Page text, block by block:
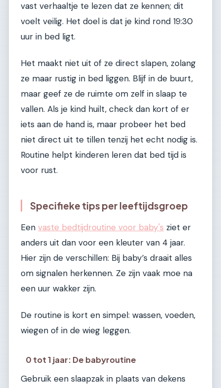
vast verhaaltje te lezen dat ze kennen; dit
voelt veilig. Het doel is dat je kind rond 19:30
uur in bed ligt.
Het maakt niet uit of ze direct slapen, zolang
ze maar rustig in bed liggen. Blijf in de buurt,
maar geef ze de ruimte om zelf in slaap te
vallen. Als je kind huilt, check dan kort of er
iets aan de hand is, maar probeer het bed
niet direct uit te tillen tenzij het echt nodig is.
Routine helpt kinderen leren dat bed tijd is
voor rust.
Specifieke tips per leeftijdsgroep
Een vaste bedtijdroutine voor baby's ziet er
anders uit dan voor een kleuter van 4 jaar.
Hier zijn de verschillen: Bij baby’s draait alles
om signalen herkennen. Ze zijn vaak moe na
een uur wakker zijn.
De routine is kort en simpel: wassen, voeden,
wiegen of in de wieg leggen.
0 tot 1 jaar: De babyroutine
Gebruik een slaapzak in plaats van dekens